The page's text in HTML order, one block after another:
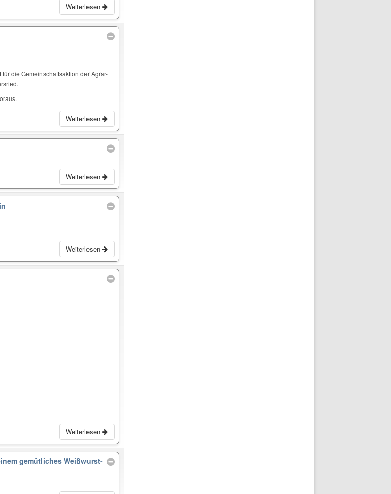
Weiterlesen
die Gemeinschaftsaktion der Agrar-
Weiterlesen
Weiterlesen
Weiterlesen
Weiterlesen
gemütliches Weißwurst-